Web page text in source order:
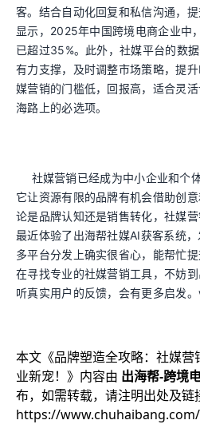
客。结合自动化回复和私信沟通，
显示，2025年中国跨境电商企业中
已超过35%。此外，社媒平台的数
有力支撑，及时调整市场策略，提
媒营销的门槛低，回报高，适合灵
海路上的必选项。
社媒营销已经成为中小企业和个
它让资源有限的品牌有机会借助创
论是品牌认知还是销售转化，社媒营
最近体验了出海帮社媒AI获客系统
多平台分发上确实很省心，能帮忙
在寻找专业的社媒营销工具，不妨
听真实用户的反馈，会有更多启发
本文《品牌塑造全攻略：社媒
业新宠！ 》内容由 出海帮-跨境
布，如需转载，请注明出处及链
https://